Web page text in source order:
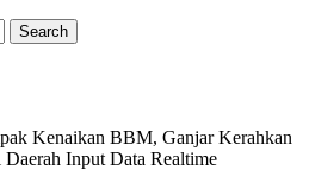
Kenaikan BBM, Ganjar Kerahkan
Input Data Realtime